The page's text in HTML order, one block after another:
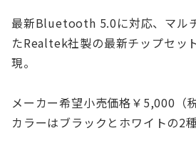
最新Bluetooth 5.0に対応、マル
たRealtek社製の最新チップセッ
現。
メーカー希望小売価格￥5,000（税
カラーはブラックとホワイトの2種